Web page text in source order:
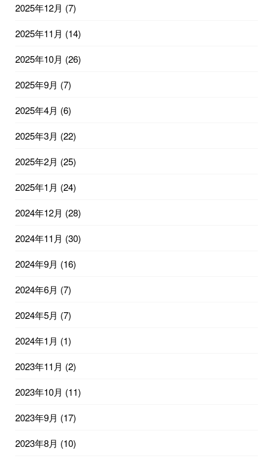
2025年12月 (7)
2025年11月 (14)
2025年10月 (26)
2025年9月 (7)
2025年4月 (6)
2025年3月 (22)
2025年2月 (25)
2025年1月 (24)
2024年12月 (28)
2024年11月 (30)
2024年9月 (16)
2024年6月 (7)
2024年5月 (7)
2024年1月 (1)
2023年11月 (2)
2023年10月 (11)
2023年9月 (17)
2023年8月 (10)